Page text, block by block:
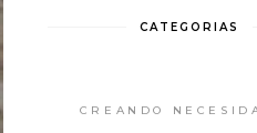
CATEGORIAS
CREANDO